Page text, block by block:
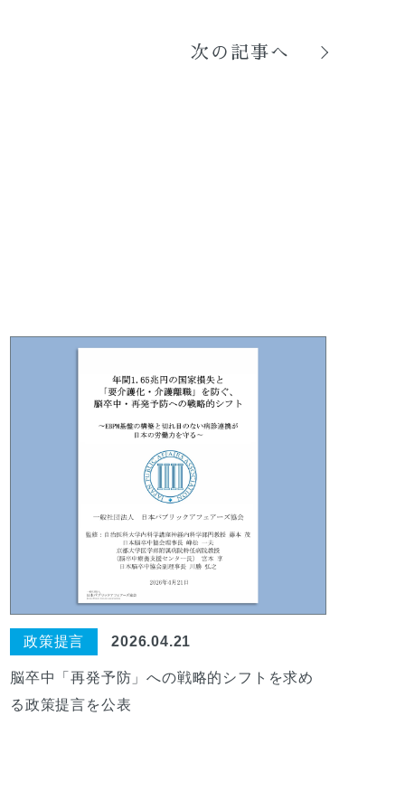
次の記事へ
政策提言 2026.04.21
脳卒中「再発予防」への戦略的シフトを求め
る政策提言を公表